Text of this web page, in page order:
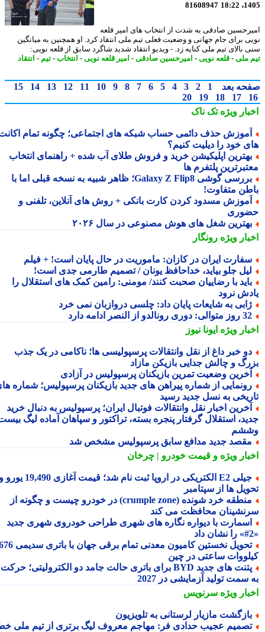
81608947
صادقی به شدت از انتخاب های امیر قلعه
برای جام جهانی و وضعیت فعلی تیم ملی انتقاد کرد. او همچنین به میانگین
بالای تیم ملی کنایه زد. - ویدیو انتقاد شدید شاگرد سابق از قلعه نویی:
ملی -قلعه نویی-امیرحسین صادقی-امیر قلعه نویی-انتخاب-تیم -انتقاد
بعد 1
2
3
4
5
6
7
8
9
10
11
12
13
14
15
17
18
19
20
ویژهتک ناک
حذف دائمی حساب شبکه های اجتماعی؛ چگونه تمام اکانت
خود را دیلیت کنیم؟
اپلیکیشن خرید و فروش طلای آب شده + راهنمای انتخاب
پلتفرم ها
بررسی گوشی Galaxy Z Flip8؛ ظاهر شبیه به نسخه قبلی اما با
متفاوت!
مسدود کردن کارت بانکی + روش های آنلاین، تلفنی و
شغل های هوش مصنوعی در سال ۲۰۲۶
ویژهرونگار
ایران در کازان: ماموریت در حال پایان است! + فیلم
جلو بیاید، خداحافظ یونان / تصمیم طارمی جدی است!
با رضاییان صحبت کنند/ مومنی: رامین کمک های استقلال را
نرود
به شایعات پایان داد: چلسی دروازبان نمی خرد
دوری رونالدو از النصر ادامه دارد
ویژهایونا نیوز
خبر داغ از نقل وانتقالات پرسپولیسی ها؛ ناکامی در یک جذب
و چالش جدایی بازیکن مازاد
وضعیت تمرین بازیکنان پرسپولیس در آزادی
از شماره پیراهن های جدید بازیکنان پرسپولیس؛ شماره های
به نسل جدید رسید
اخبار نقل وانتقالات فوتبال ایران؛ پرسپولیس به دنبال خرید
استقلال گرفتار پنجره بسته، تراکتور و سپاهان آماده لیگ بیست
جدید مدافع سابق پرسپولیس مشخص شد
ویژهو قیمت خودرو | چرخان
جیلی E2 الکتریکی در اروپا ثبت نام شد؛ قیمت آغازی 19,490 یورو و
ها از سپتامبر
منطقه خرد شونده (crumple zone) در خودرو چیست و چگونه از
محافظت می کند
با دیواره نگاره های شهری طراحی خودروی شهری جدید
تحویل نخستین کامیون معدنی تمام برقی جهان با باتری سدیمی 676
ساعتی در چین
پتنت های جدید BYD برای باتری حالت جامد دو الکترولیتی؛ حرکت
سمت تولید آزمایشی در 2027
ویژهسرنویس
مازیار لرستانی به تلویزیون
عجیب حدادی فر: مهاجم معروف لیگ برتری از تیم ملی خط